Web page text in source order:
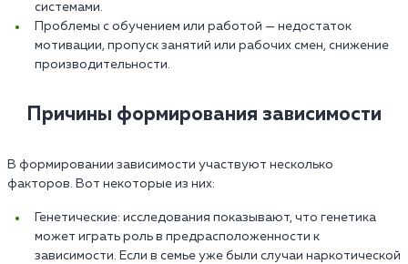
системами.
Проблемы с обучением или работой — недостаток
мотивации, пропуск занятий или рабочих смен, снижение
производительности.
Причины формирования зависимости
В формировании зависимости участвуют несколько
факторов. Вот некоторые из них:
Генетические: исследования показывают, что генетика
может играть роль в предрасположенности к
зависимости. Если в семье уже были случаи наркотической